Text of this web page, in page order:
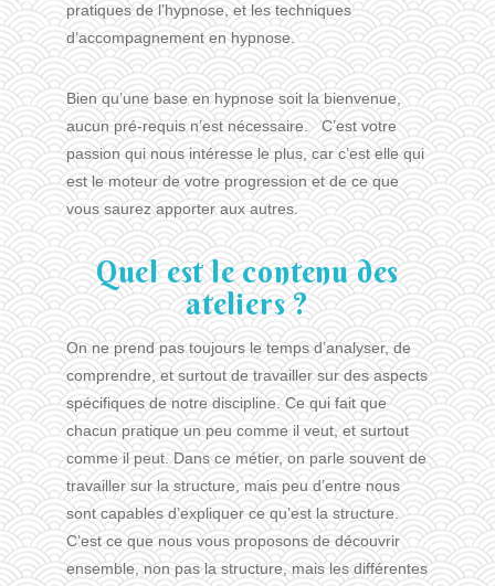
pratiques de l’hypnose, et les techniques
d’accompagnement en hypnose.
Bien qu’une base en hypnose soit la bienvenue,
aucun pré-requis n’est nécessaire. C’est votre
passion qui nous intéresse le plus, car c’est elle qui
est le moteur de votre progression et de ce que
vous saurez apporter aux autres.
Quel est le contenu des
ateliers ?
On ne prend pas toujours le temps d’analyser, de
comprendre, et surtout de travailler sur des aspects
spécifiques de notre discipline. Ce qui fait que
chacun pratique un peu comme il veut, et surtout
comme il peut. Dans ce métier, on parle souvent de
travailler sur la structure, mais peu d’entre nous
sont capables d’expliquer ce qu’est la structure.
C’est ce que nous vous proposons de découvrir
ensemble, non pas la structure, mais les différentes